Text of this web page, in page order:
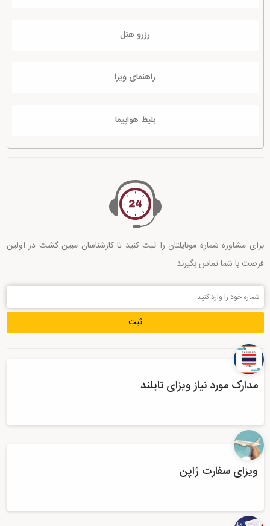
رزرو هتل
راهنمای ویزا
بلیط هواپیما
برای مشاوره شماره موبایلتان را ثبت کنید تا کارشناسان مبین گشت در اولین
فرصت با شما تماس بگیرند.
مدارک مورد نیاز ویزای تایلند
ویزای سفارت ژاپن